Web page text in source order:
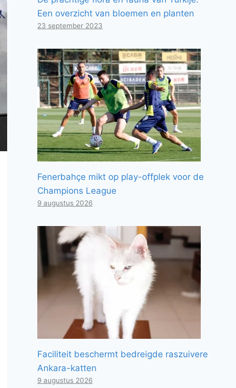
Een overzicht van bloemen en planten
23 september 2023
Fenerbahçe mikt op play-offplek voor de
Champions League
9 augustus 2026
Faciliteit beschermt bedreigde raszuivere
Ankara-katten
9 augustus 2026